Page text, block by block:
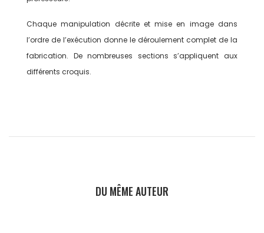
Chaque manipulation décrite et mise en image dans
l’ordre de l’exécution donne le déroulement complet de la
fabrication. De nombreuses sections s’appliquent aux
différents croquis.
DU MÊME AUTEUR